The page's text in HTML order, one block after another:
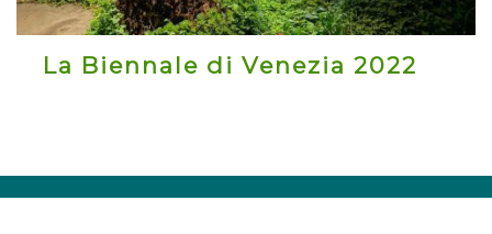
La Biennale di Venezia 2022